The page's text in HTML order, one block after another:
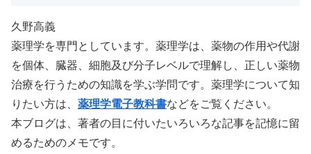
久野高義
薬理学を専門としています。薬理学は、薬物の作用や代謝
を個体、臓器、細胞及び分子レベルで理解し、正しい薬物
治療を行うための知識を学ぶ学問です。薬理学について知
りたい方は、 薬理学電子教科書などをご覧ください。
本ブログは、著者の目に付いたいろいろな記事を記憶に留
めるためのメモです。